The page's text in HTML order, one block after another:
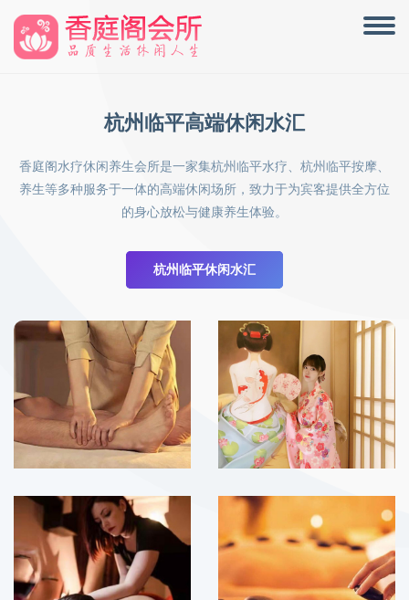
杭州临平高端休闲水汇
香庭阁水疗休闲养生会所是一家集杭州临平水疗、杭州临平按摩、
养生等多种服务于一体的高端休闲场所，致力于为宾客提供全方位
的身心放松与健康养生体验。
杭州临平休闲水汇